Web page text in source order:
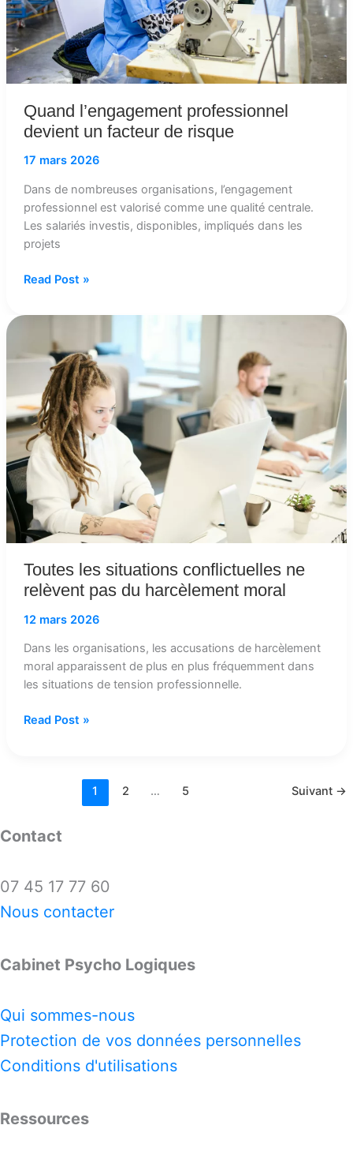
Quand l’engagement professionnel
devient un facteur de risque
17 mars 2026
Dans de nombreuses organisations, l’engagement
professionnel est valorisé comme une qualité centrale.
Les salariés investis, disponibles, impliqués dans les
projets
Read Post »
Toutes les situations conflictuelles ne
relèvent pas du harcèlement moral
12 mars 2026
Dans les organisations, les accusations de harcèlement
moral apparaissent de plus en plus fréquemment dans
les situations de tension professionnelle.
situations
conflictuelles
ne
relèvent
pas
du
harcèlement
moral
Read Post »
1 2 … 5 Suivant →
Contact
07 45 17 77 60
Nous contacter
Cabinet Psycho Logiques
Qui sommes-nous
Protection de vos données personnelles
Conditions d'utilisations
Ressources